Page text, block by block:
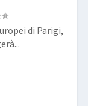
di Parigi,